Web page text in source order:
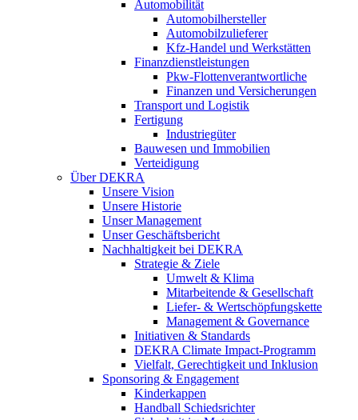
Automobilität
Automobilhersteller
Automobilzulieferer
Kfz-Handel und Werkstätten
Finanzdienstleistungen
Pkw‑Flottenverantwortliche
Finanzen und Versicherungen
Transport und Logistik
Fertigung
Industriegüter
Bauwesen und Immobilien
Verteidigung
Über DEKRA
Unsere Vision
Unsere Historie
Unser Management
Unser Geschäftsbericht
Nachhaltigkeit bei DEKRA
Strategie & Ziele
Umwelt & Klima
Mitarbeitende & Gesellschaft
Liefer- & Wertschöpfungskette
Management & Governance
Initiativen & Standards
DEKRA Climate Impact-Programm
Vielfalt, Gerechtigkeit und Inklusion​
Sponsoring & Engagement
Kinderkappen
Handball Schiedsrichter